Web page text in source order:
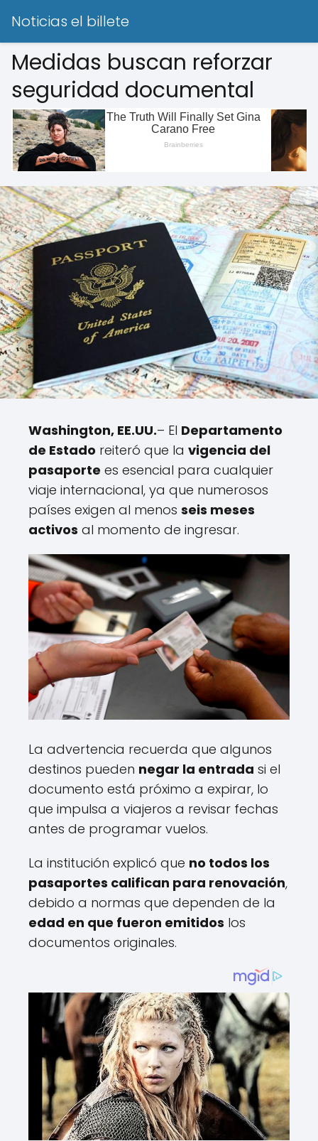
Noticias el billete
Medidas buscan reforzar
seguridad documental
Washington, EE.UU.– El Departamento
de Estado reiteró que la vigencia del
pasaporte es esencial para cualquier
viaje internacional, ya que numerosos
países exigen al menos seis meses
activos al momento de ingresar.
La advertencia recuerda que algunos
destinos pueden negar la entrada si el
documento está próximo a expirar, lo
que impulsa a viajeros a revisar fechas
antes de programar vuelos.
La institución explicó que no todos los
pasaportes califican para renovación,
debido a normas que dependen de la
edad en que fueron emitidos los
documentos originales.